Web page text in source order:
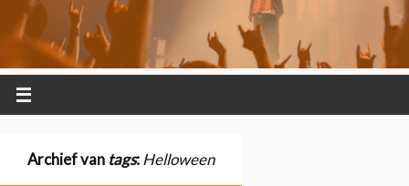
Archief van tags:Helloween